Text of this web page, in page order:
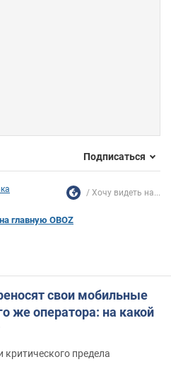
Подписаться
Хочу видеть на...
главную OBOZ
свои мобильные
же оператора: на какой
предела